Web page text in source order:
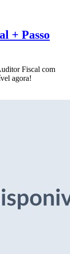
+ Passo
Fiscal com
agora!